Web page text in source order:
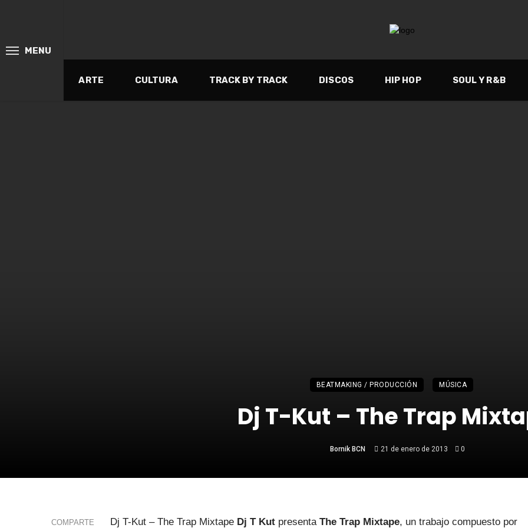
MENU
ARTE CULTURA TRACK BY TRACK DISCOS HIP HOP SOUL Y R&B
BEATMAKING / PRODUCCIÓN MÚSICA
Dj T-Kut – The Trap
Bornik BCN 21 de enero de 2013 0
COMPARTE Dj T-Kut – The Trap Mixtape Dj T Kut presenta The Trap Mixtape, un trabajo compuesto por